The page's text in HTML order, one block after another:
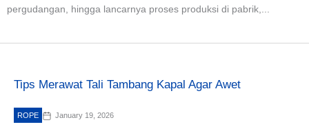
pergudangan, hingga lancarnya proses produksi di pabrik,...
Tips Merawat Tali Tambang Kapal Agar Awet
ROPE January 19, 2026